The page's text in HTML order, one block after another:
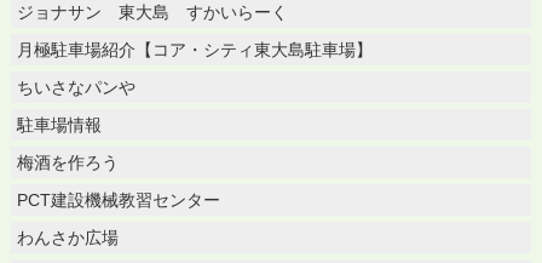
ジョナサン 東大島 すかいらーく
月極駐車場紹介【コア・シティ東大島駐車場】
ちいさなパンや
駐車場情報
梅酒を作ろう
PCT建設機械教習センター
わんさか広場